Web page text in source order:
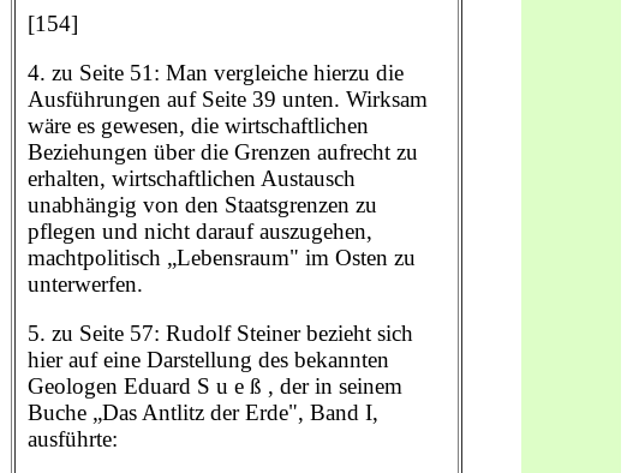
[154]
4. zu Seite 51: Man vergleiche hierzu die
Ausführungen auf Seite 39 unten. Wirksam
wäre es gewesen, die wirtschaftlichen
Beziehungen über die Grenzen aufrecht zu
erhalten, wirtschaftlichen Austausch
unabhängig von den Staatsgrenzen zu
pflegen und nicht darauf auszugehen,
machtpolitisch „Lebensraum" im Osten zu
unterwerfen.
5. zu Seite 57: Rudolf Steiner bezieht sich
hier auf eine Darstellung des bekannten
Geologen Eduard S u e ß , der in seinem
Buche „Das Antlitz der Erde", Band I,
ausführte: